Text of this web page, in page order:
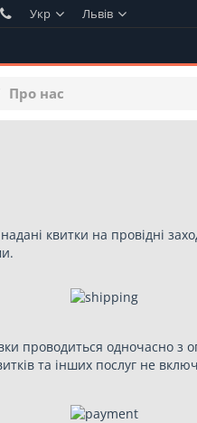
Укр Львів
Про нас
надані квитки на провідні
проводиться одночасно з
та інших послуг не